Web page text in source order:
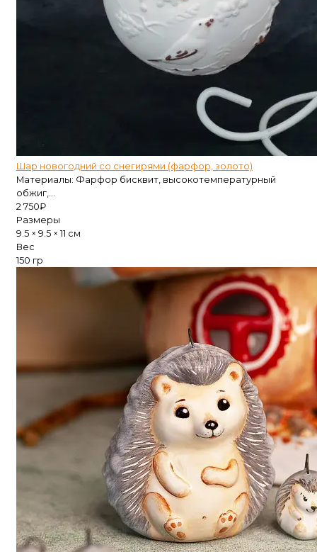
Шар новогодний со снегирями (фарфор, золото)
Материалы: Фарфор бисквит, высокотемпературный
обжиг,...
2 750₽
Размеры
9.5 × 9.5 × 11 см
Вес
150 гр